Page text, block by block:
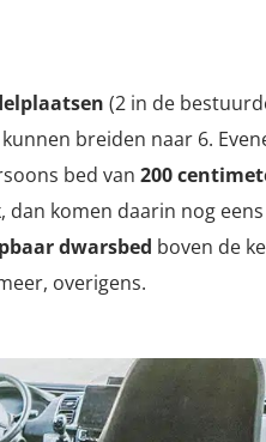
(2 in de
breiden naar 6.
bed van 200
dan komen daarin nog
dwarsbed boven de
overigens.